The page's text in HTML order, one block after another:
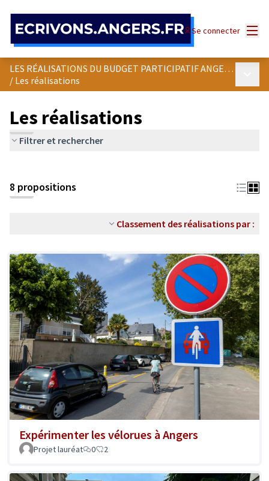
Se connecter
LES RÉALISATIONS DU BUDGET PARTICIPATIF ANGEVIN
/ Les réalisations
Les réalisations
Filtrer et rechercher
8 propositions
Classement des réalisations par :
Expérimenter les vélorues à Angers
Projet lauréat 0 2